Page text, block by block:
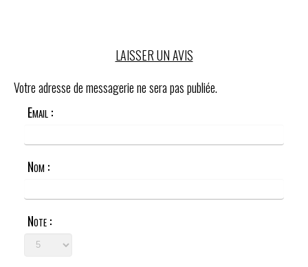
LAISSER UN AVIS
Votre adresse de messagerie ne sera pas publiée.
Email :
Nom :
Note :